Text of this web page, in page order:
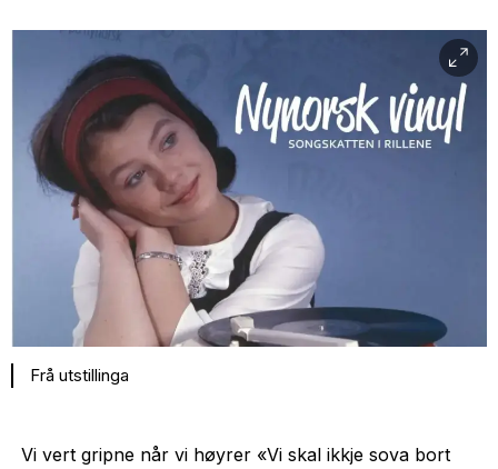
Frå utstillinga
Vi vert gripne når vi høyrer «Vi skal ikkje sova bort